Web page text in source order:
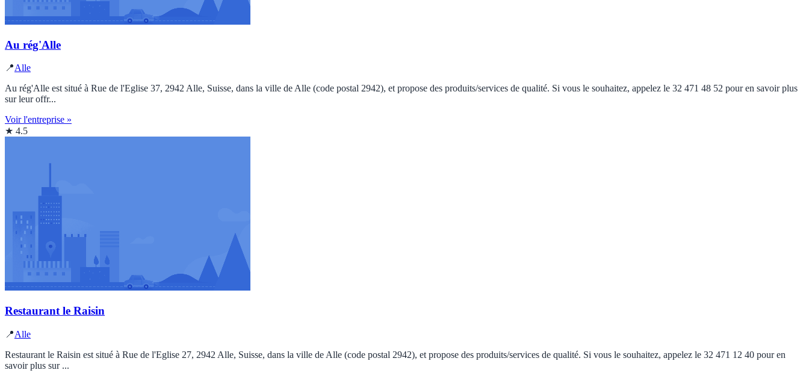
Au rég'Alle
📍Alle
Au rég'Alle est situé à Rue de l'Eglise 37, 2942 Alle, Suisse, dans la ville de Alle (code postal 2942), et propose des produits/services de qualité. Si vous le souhaitez, appelez le 32 471 48 52 pour en savoir plus
sur leur offr...
Voir l'entreprise »
★ 4.5
Restaurant le Raisin
📍Alle
Restaurant le Raisin est situé à Rue de l'Eglise 27, 2942 Alle, Suisse, dans la ville de Alle (code postal 2942), et propose des produits/services de qualité. Si vous le souhaitez, appelez le 32 471 12 40 pour en
savoir plus sur ...